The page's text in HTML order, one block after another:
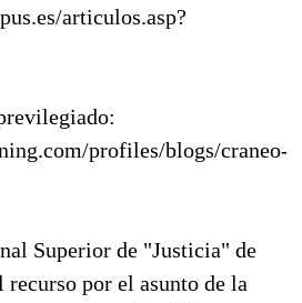
articulos.asp?
profiles/blogs/craneo-
Superior de "Justicia" de
recurso por el asunto de la